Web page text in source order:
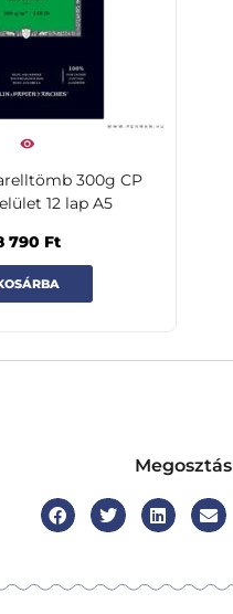
300g CP
12 lap A5
790 Ft
Megosztás